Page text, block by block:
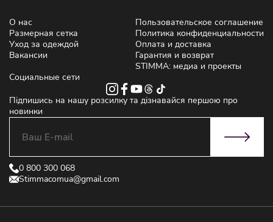
О нас
Размерная сетка
Уход за одеждой
Вакансии
Пользовательское соглашение
Политика конфиденциальности
Оплата и доставка
Гарантия и возврат
STIMMA: медиа и проекты
Социальные сети
Підпишись на нашу розсилку та дізнавайся першою про
новинки
0 800 300 068
Stimmacomua@gmail.com